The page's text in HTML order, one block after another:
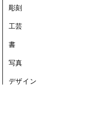
彫刻
工芸
書
写真
デザイン